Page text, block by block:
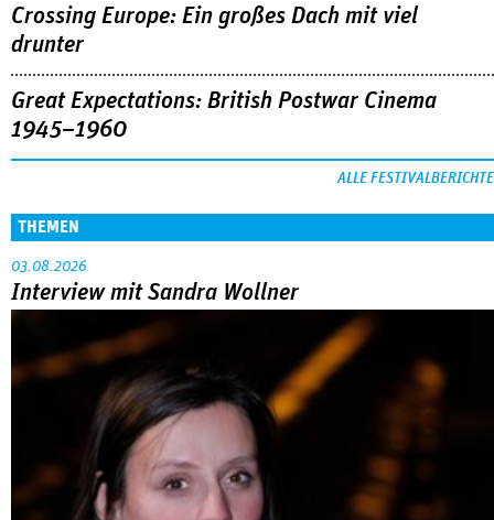
Crossing Europe: Ein großes Dach mit viel
drunter
Great Expectations: British Postwar Cinema
1945–1960
ALLE FESTIVALBERICHTE
THEMEN
03.08.2026
Interview mit Sandra Wollner